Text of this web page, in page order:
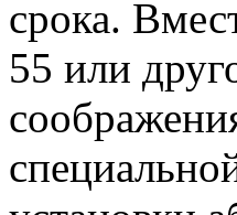
срока.
55 или